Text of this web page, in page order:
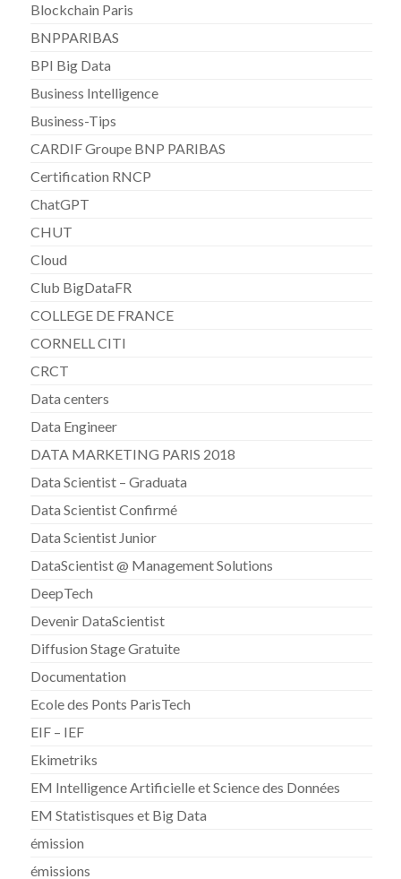
Blockchain Paris
BNPPARIBAS
BPI Big Data
Business Intelligence
Business-Tips
CARDIF Groupe BNP PARIBAS
Certification RNCP
ChatGPT
CHUT
Cloud
Club BigDataFR
COLLEGE DE FRANCE
CORNELL CITI
CRCT
Data centers
Data Engineer
DATA MARKETING PARIS 2018
Data Scientist – Graduata
Data Scientist Confirmé
Data Scientist Junior
DataScientist @ Management Solutions
DeepTech
Devenir DataScientist
Diffusion Stage Gratuite
Documentation
Ecole des Ponts ParisTech
EIF – IEF
Ekimetriks
EM Intelligence Artificielle et Science des Données
EM Statistisques et Big Data
émission
émissions